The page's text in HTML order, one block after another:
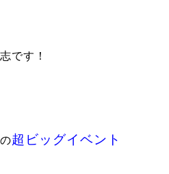
です！
超ビッグイベント